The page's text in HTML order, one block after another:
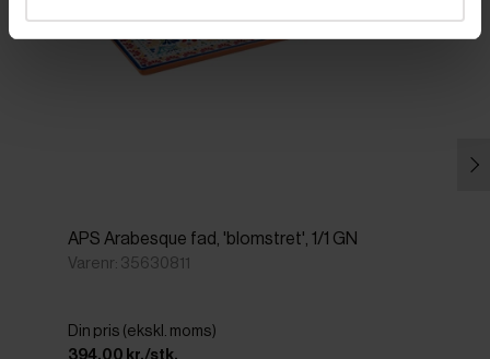
APS Arabesque fad, 'blomstret', 1/1 GN
Varenr: 35630811
Din pris (ekskl. moms)
394,00 kr./stk.